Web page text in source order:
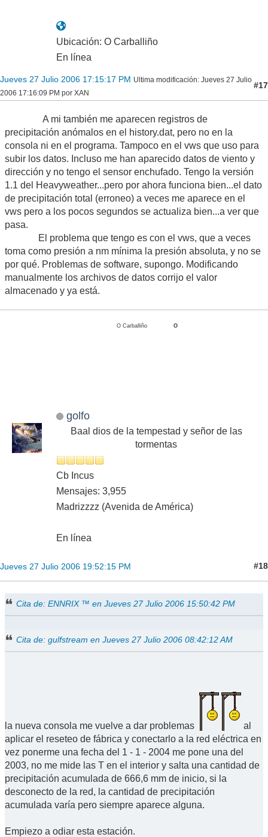
Ubicación: O Carballiño
En línea
Jueves 27 Julio 2006 17:15:17 PM Ultima modificación: Jueves 27 Julio
2006 17:16:09 PM por XAN
#17
A mi también me aparecen registros de
precipitación anómalos en el history.dat, pero no en la
consola ni en el programa. Tampoco en el vws que uso para
subir los datos. Incluso me han aparecido datos de viento y
dirección y no tengo el sensor enchufado. Tengo la versión
1.1 del Heavyweather...pero por ahora funciona bien...el dato
de precipitación total (erroneo) a veces me aparece en el
vws pero a los pocos segundos se actualiza bien...a ver que
pasa.
El problema que tengo es con el vws, que a veces
toma como presión a nm mínima la presión absoluta, y no se
por qué. Problemas de software, supongo. Modificando
manualmente los archivos de datos corrijo el valor
almacenado y ya está.
O Carballiño O
golfo
Baal dios de la tempestad y señor de las
tormentas
Cb Incus
Mensajes: 3,955
Madrizzzz (Avenida de América)
En línea
Jueves 27 Julio 2006 19:52:15 PM #18
Cita de: ENNRIX ™ en Jueves 27 Julio 2006 15:50:42 PM
Cita de: gulfstream en Jueves 27 Julio 2006 08:42:12 AM
la nueva consola me vuelve a dar problemas
al
aplicar el reseteo de fábrica y conectarlo a la red eléctrica en
vez ponerme una fecha del 1 - 1 - 2004 me pone una del
2003, no me mide las T en el interior y salta una cantidad de
precipitación acumulada de 666,6 mm de inicio, si la
desconecto de la red, la cantidad de precipitación
acumulada varía pero siempre aparece alguna.
Empiezo a odiar esta estación.